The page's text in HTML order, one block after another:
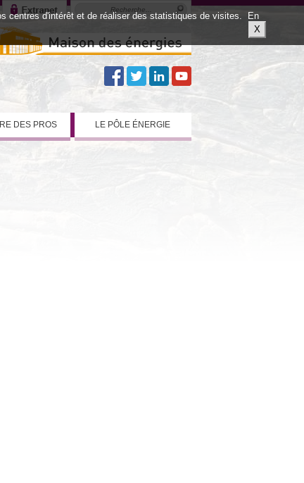
DES PROS LE PÔLE ÉNERGIE
centres d'intérêt et de réaliser des statistiques de visites.
En
X